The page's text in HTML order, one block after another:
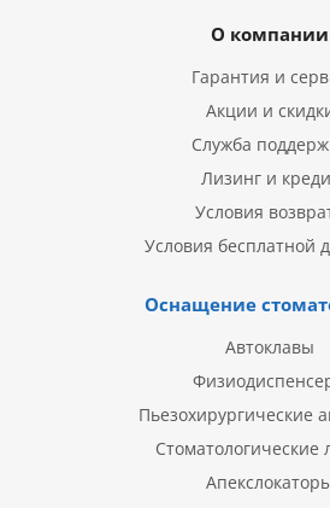
О компании
Гарантия и
Акции и
Служба
Лизинг и
Условия
Условия бесплатной
Оснащение
Автоклавы
Пьезохирургические
Стоматологические